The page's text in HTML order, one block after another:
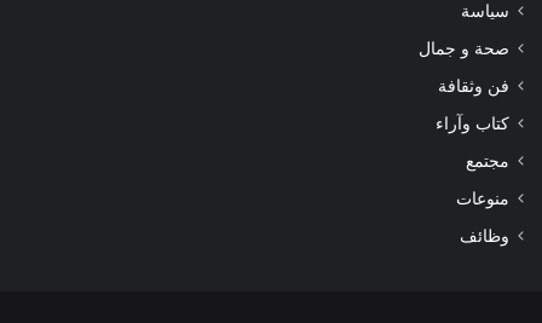
سياسة
صحة و جمال
فن وثقافة
كتاب وآراء
مجتمع
منوعات
وظائف